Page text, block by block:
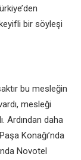
bir söyleşi
bu mesleğin
mesleği
Ardından daha
Konağı’nda
Novotel